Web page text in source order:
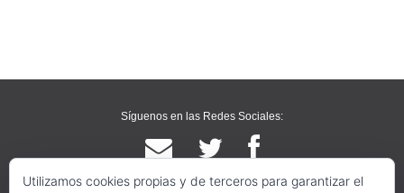
Síguenos en las Redes Sociales:
Utilizamos cookies propias y de terceros para garantizar el